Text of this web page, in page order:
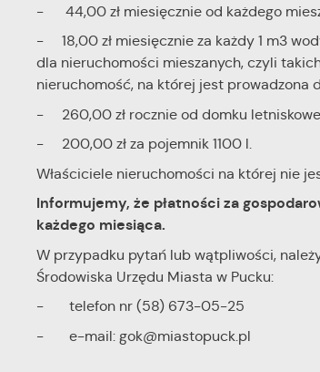
- 44,00 zł miesięcznie od każdego
- 18,00 zł miesięcznie za każdy 1 m3
dla nieruchomości mieszanych, czyli
nieruchomość, na której jest prowadzona
- 260,00 zł rocznie od domku
- 200,00 zł za pojemnik 1100 l.
Właściciele nieruchomości na której nie
Informujemy, że płatności za
każdego miesiąca.
W przypadku pytań lub wątpliwości,
Środowiska Urzędu Miasta w Pucku:
- telefon nr (58) 673-05-25
- e-mail: gok@miastopuck.pl